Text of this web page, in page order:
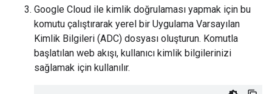
Google Cloud ile kimlik doğrulaması yapmak için bu
komutu çalıştırarak yerel bir Uygulama Varsayılan
Kimlik Bilgileri (ADC) dosyası oluşturun. Komutla
başlatılan web akışı, kullanıcı kimlik bilgilerinizi
sağlamak için kullanılır.